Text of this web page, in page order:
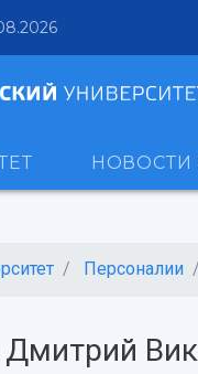
НОВОСТИ
Персоналии